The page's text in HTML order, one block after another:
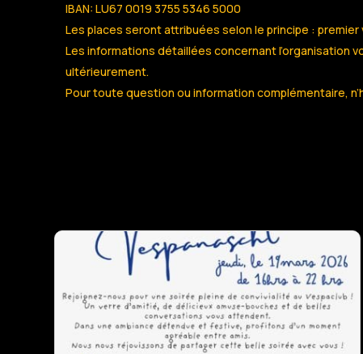
IBAN: LU67 0019 3755 5346 5000
Les places seront attribuées selon le principe : premier
Les informations détaillées concernant l’organisation
ultérieurement.
Pour toute question ou information complémentaire,